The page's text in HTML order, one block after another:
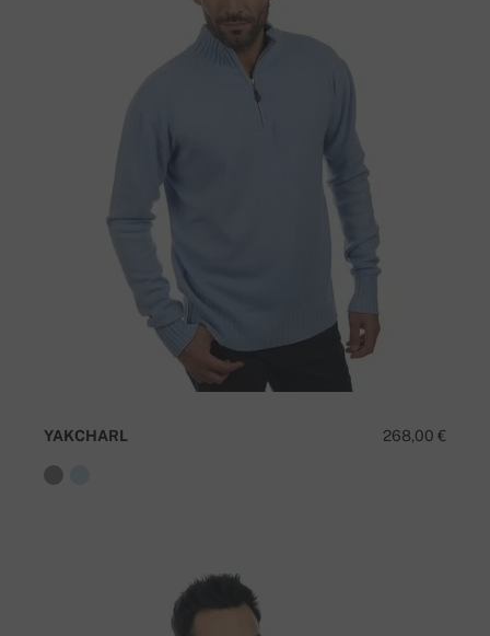
268,00 €
YAKCHARL